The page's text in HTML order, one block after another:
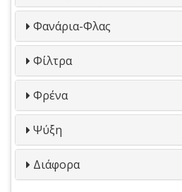
Φανάρια-Φλας
Φίλτρα
Φρένα
Ψύξη
Διάφορα